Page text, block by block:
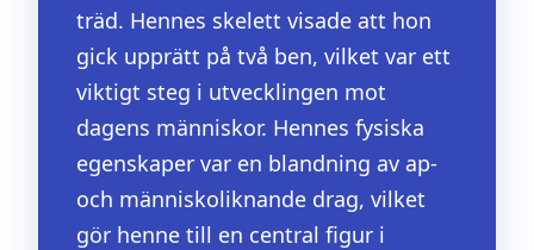
träd. Hennes skelett visade att hon
gick upprätt på två ben, vilket var ett
viktigt steg i utvecklingen mot
dagens människor. Hennes fysiska
egenskaper var en blandning av ap-
och människoliknande drag, vilket
gör henne till en central figur i